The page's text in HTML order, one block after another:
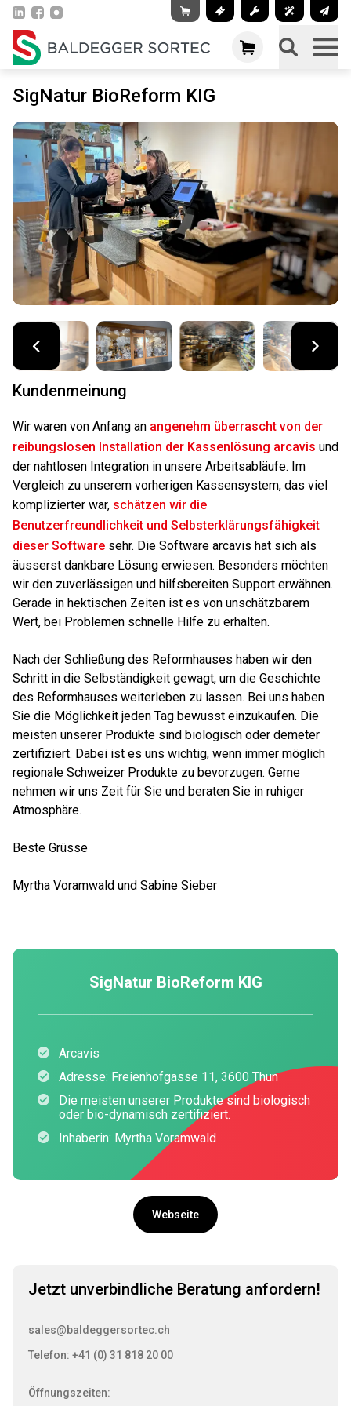
SigNatur BioReform KIG
Kundenmeinung
Wir waren von Anfang an angenehm überrascht von der
reibungslosen Installation der Kassenlösung arcavis und
der nahtlosen Integration in unsere Arbeitsabläufe. Im
Vergleich zu unserem vorherigen Kassensystem, das viel
komplizierter war, schätzen wir die
Benutzerfreundlichkeit und Selbsterklärungsfähigkeit
dieser Software sehr. Die Software arcavis hat sich als
äusserst dankbare Lösung erwiesen. Besonders möchten
wir den zuverlässigen und hilfsbereiten Support erwähnen.
Gerade in hektischen Zeiten ist es von unschätzbarem
Wert, bei Problemen schnelle Hilfe zu erhalten.
Nach der Schließung des Reformhauses haben wir den
Schritt in die Selbständigkeit gewagt, um die Geschichte
des Reformhauses weiterleben zu lassen. Bei uns haben
Sie die Möglichkeit jeden Tag bewusst einzukaufen. Die
meisten unserer Produkte sind biologisch oder demeter
zertifiziert. Dabei ist es uns wichtig, wenn immer möglich
regionale Schweizer Produkte zu bevorzugen. Gerne
nehmen wir uns Zeit für Sie und beraten Sie in ruhiger
Atmosphäre.
Beste Grüsse
Myrtha Voramwald und Sabine Sieber
SigNatur BioReform KIG
Arcavis
Adresse: Freienhofgasse 11, 3600 Thun
Die meisten unserer Produkte sind biologisch
oder bio-dynamisch zertifiziert.
Inhaberin: Myrtha Voramwald
Webseite
Jetzt unverbindliche Beratung anfordern!
sales@baldeggersortec.ch
Telefon: +41 (0) 31 818 20 00
Öffnungszeiten: